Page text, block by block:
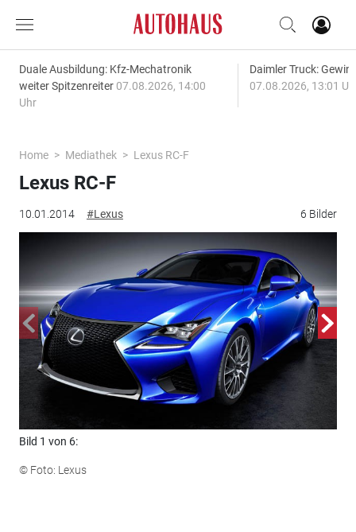
Duale Ausbildung: Kfz-Mechatronik
weiter Spitzenreiter 07.08.2026, 14:00
Uhr
Daimler Truck:
07.08.2026, 13:01
Home Mediathek Lexus RC-F
10.01.2014 #Lexus 6 Bilder
Lexus RC-F
Bild 1 von 6:
© Foto: Lexus